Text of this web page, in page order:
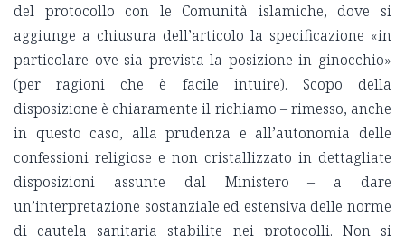
del protocollo con le Comunità islamiche, dove si
aggiunge a chiusura dell’articolo la specificazione «in
particolare ove sia prevista la posizione in ginocchio»
(per ragioni che è facile intuire). Scopo della
disposizione è chiaramente il richiamo – rimesso, anche
in questo caso, alla prudenza e all’autonomia delle
confessioni religiose e non cristallizzato in dettagliate
disposizioni assunte dal Ministero – a dare
un’interpretazione sostanziale ed estensiva delle norme
di cautela sanitaria stabilite nei protocolli. Non si